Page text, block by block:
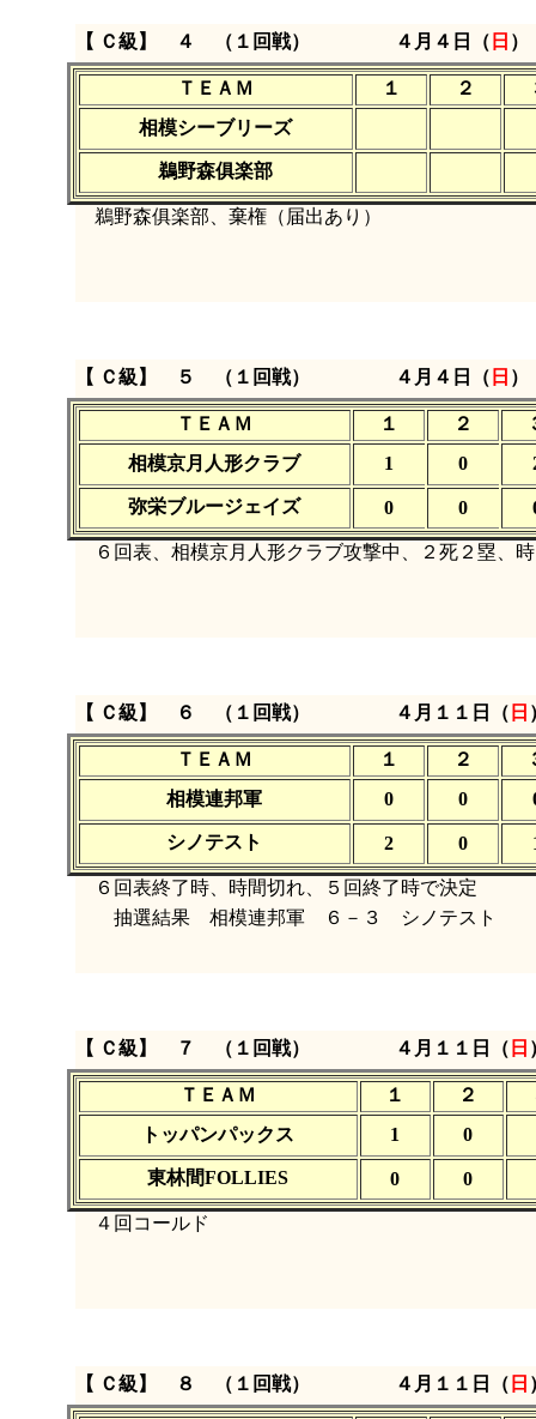
【 Ｃ級】 ４ （１回戦） ４月４日（ 日
ＴＥＡＭ １ ２
相模シーブリーズ
鵜野森俱楽部
鵜野森俱楽部、棄権（届出あり）
【 Ｃ級】 ５ （１回戦） ４月４日（ 日
ＴＥＡＭ １ ２
相模京月人形クラブ
1 0
弥栄ブルージェイズ 0 0
６回表、相模京月人形クラブ攻撃中、２死２塁、
【 Ｃ級】 ６ （１回戦） ４月１１日（ 日
ＴＥＡＭ １ ２
相模連邦軍
0 0
シノテスト 2 0
６回表終了時、時間切れ、５回終了時で決定
抽選結果 相模連邦軍 ６－３ シノテスト
【 Ｃ級】 ７ （１回戦） ４月１１日（ 日
ＴＥＡＭ １ ２
トッパンパックス
1 0
東林間FOLLIES 0 0
４回コールド
【 Ｃ級】 ８ （１回戦） ４月１１日（ 日